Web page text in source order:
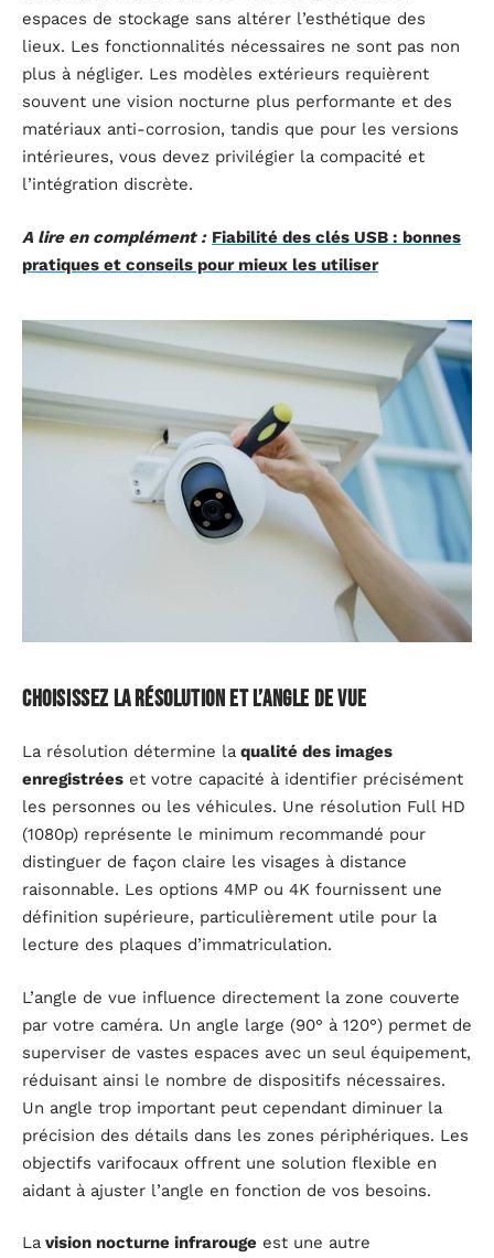
espaces de stockage sans altérer l’esthétique des
lieux. Les fonctionnalités nécessaires ne sont pas non
plus à négliger. Les modèles extérieurs requièrent
souvent une vision nocturne plus performante et des
matériaux anti-corrosion, tandis que pour les versions
intérieures, vous devez privilégier la compacité et
l’intégration discrète.
A lire en complément : Fiabilité des clés USB : bonnes
pratiques et conseils pour mieux les utiliser
Choisissez la résolution et l’angle de vue
La résolution détermine la qualité des images
enregistrées et votre capacité à identifier précisément
les personnes ou les véhicules. Une résolution Full HD
(1080p) représente le minimum recommandé pour
distinguer de façon claire les visages à distance
raisonnable. Les options 4MP ou 4K fournissent une
définition supérieure, particulièrement utile pour la
lecture des plaques d’immatriculation.
L’angle de vue influence directement la zone couverte
par votre caméra. Un angle large (90° à 120°) permet de
superviser de vastes espaces avec un seul équipement,
réduisant ainsi le nombre de dispositifs nécessaires.
Un angle trop important peut cependant diminuer la
précision des détails dans les zones périphériques. Les
objectifs varifocaux offrent une solution flexible en
aidant à ajuster l’angle en fonction de vos besoins.
La vision nocturne infrarouge est une autre